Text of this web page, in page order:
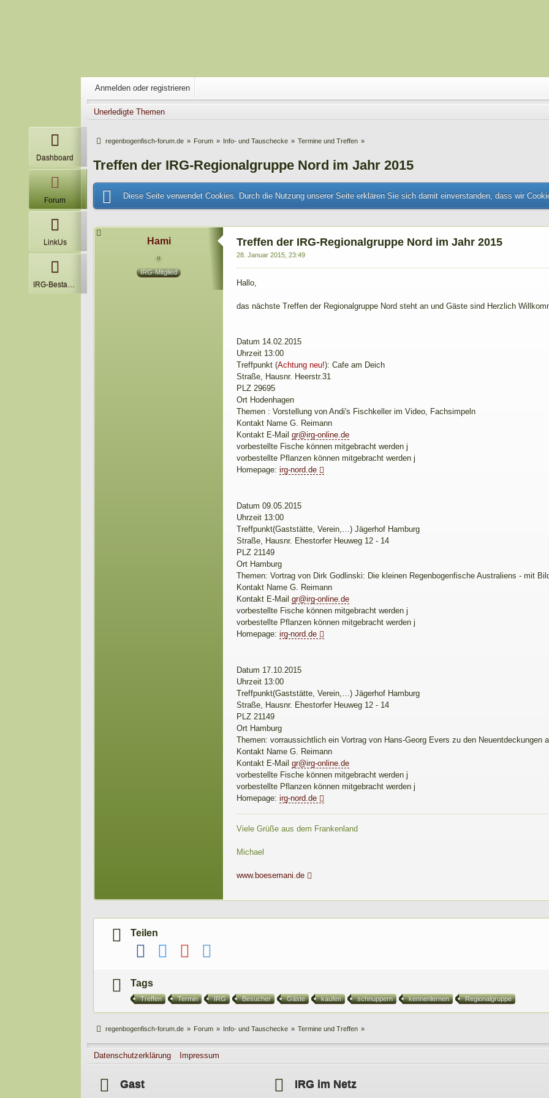
Anmelden oder registrieren
Unerledigte Themen
Dashboard
Forum
LinkUs
IRG-Bestandsliste
regenbogenfisch-forum.de » Forum » Info- und Tauschecke » Termine und Treffen »
Treffen der IRG-Regionalgruppe Nord im Jahr 2015
Diese Seite verwendet Cookies. Durch die Nutzung unserer Seite erklären Sie sich damit einverstanden, dass wir
Hami
IRG-Mitglied
Treffen der IRG-Regionalgruppe Nord im Jahr 2015
28. Januar 2015, 23:49
Hallo,
das nächste Treffen der Regionalgruppe Nord steht an und Gäste sind Herzlich
Datum 14.02.2015
Uhrzeit 13:00
Treffpunkt (Achtung neu!): Cafe am Deich
Straße, Hausnr. Heerstr.31
PLZ 29695
Ort Hodenhagen
Themen : Vorstellung von Andi's Fischkeller im Video, Fachsimpeln
Kontakt Name G. Reimann
Kontakt E-Mailgr@irg-online.de
vorbestellte Fische können mitgebracht werden j
vorbestellte Pflanzen können mitgebracht werden j
Homepage:irg-nord.de
Datum 09.05.2015
Uhrzeit 13:00
Treffpunkt(Gaststätte, Verein,…) Jägerhof Hamburg
Straße, Hausnr. Ehestorfer Heuweg 12 - 14
PLZ 21149
Ort Hamburg
Themen: Vortrag von Dirk Godlinski: Die kleinen Regenbogenfische Australiens - mit
Kontakt Name G. Reimann
Kontakt E-Mailgr@irg-online.de
vorbestellte Fische können mitgebracht werden j
vorbestellte Pflanzen können mitgebracht werden j
Homepage:irg-nord.de
Datum 17.10.2015
Uhrzeit 13:00
Treffpunkt(Gaststätte, Verein,…) Jägerhof Hamburg
Straße, Hausnr. Ehestorfer Heuweg 12 - 14
PLZ 21149
Ort Hamburg
Themen: vorraussichtlich ein Vortrag von Hans-Georg Evers zu den Neuentdeckungen
Kontakt Name G. Reimann
Kontakt E-Mailgr@irg-online.de
vorbestellte Fische können mitgebracht werden j
vorbestellte Pflanzen können mitgebracht werden j
Homepage:irg-nord.de
Viele Grüße aus dem Frankenland
Michael
www.boesemani.de
Teilen
Tags
Treffen Termin IRG Besucher Gäste kaufen schnuppern kennenlernen Regionalgruppe
regenbogenfisch-forum.de » Forum » Info- und Tauschecke » Termine und Treffen »
Datenschutzerklärung Impressum
Gast IRG im Netz